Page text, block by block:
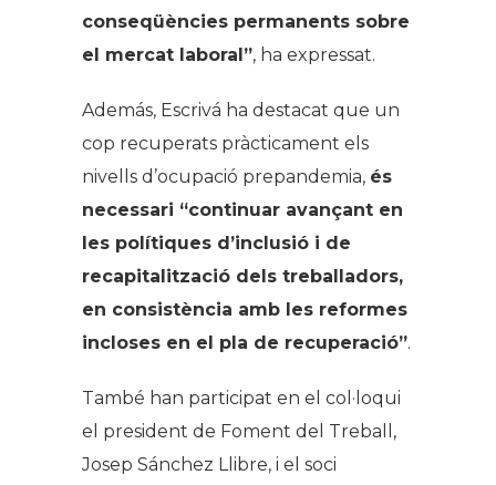
conseqüències permanents sobre
el mercat laboral”, ha expressat.
Además, Escrivá ha destacat que un
cop recuperats pràcticament els
nivells d’ocupació prepandemia, és
necessari “continuar avançant en
les polítiques d’inclusió i de
recapitalització dels treballadors,
en consistència amb les reformes
incloses en el pla de recuperació”.
També han participat en el col·loqui
el president de Foment del Treball,
Josep Sánchez Llibre, i el soci